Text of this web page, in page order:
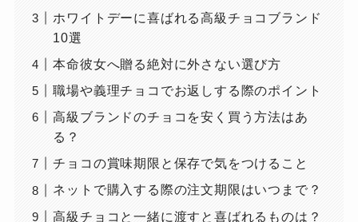
ホワイトデーに喜ばれる高級チョコブランド
10選
本命彼女へ贈る絶対に外さない選び方
職場や義理チョコでお返しする際のポイント
高級ブランドのチョコを安く買う方法はあ
る？
チョコの賞味期限と保存で気をつけること
ネットで購入する際の注文期限はいつまで？
高級チョコと一緒に渡すと喜ばれるものは？